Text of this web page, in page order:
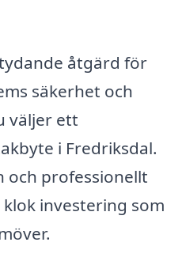
åtgärd för
säkerhet och
väljer ett
i Fredriksdal.
professionellt
investering som